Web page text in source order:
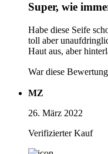
Super, wie
Habe diese Seife
toll aber
Haut aus, aber
War diese
MZ
26. März 2022
Verifizierter Kauf